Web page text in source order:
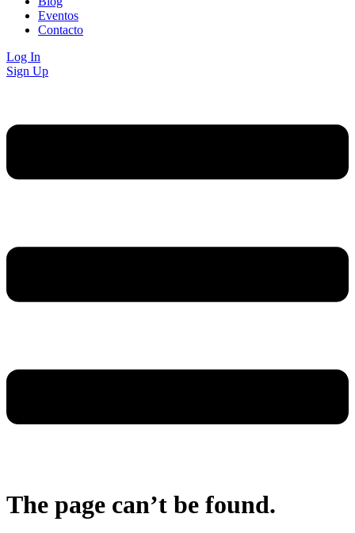
Eventos
Contacto
Log In
Sign Up
The page can’t be found.